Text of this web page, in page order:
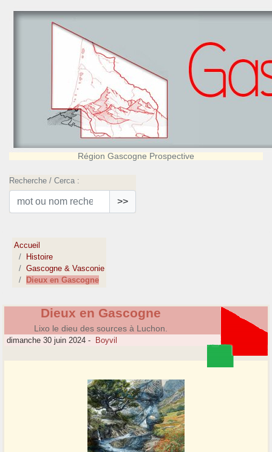
Région Gascogne Prospective
Recherche / Cerca :
>>
Accueil
Histoire
Gascogne & Vasconie
Dieux en Gascogne
Dieux en Gascogne
Lixo le dieu des sources à Luchon.
dimanche 30 juin 2024 - Boyvil